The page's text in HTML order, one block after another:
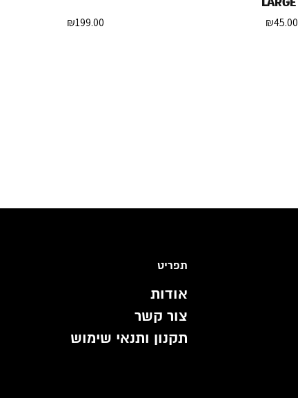
₪199.00 ₪45.00
תפריט
אודות
צור קשר
תקנון ותנאי שימוש